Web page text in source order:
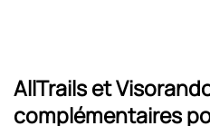
AllTrails et
complémentaires